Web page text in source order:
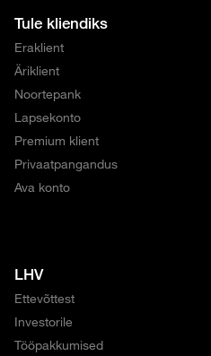
Tule kliendiks
Eraklient
Äriklient
Noortepank
Lapsekonto
Premium klient
Privaatpangandus
Ava konto
LHV
Ettevõttest
Investorile
Tööpakkumised